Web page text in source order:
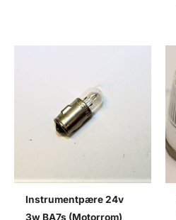
Instrumentpære 24v
3w BA7s (Motorrom)